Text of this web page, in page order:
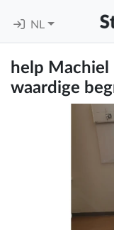
NL
help
waardige